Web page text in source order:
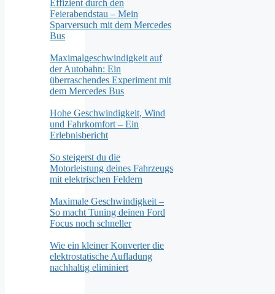
Effizient durch den
Feierabendstau – Mein
Sparversuch mit dem Mercedes
Bus
Maximalgeschwindigkeit auf
der Autobahn: Ein
überraschendes Experiment mit
dem Mercedes Bus
Hohe Geschwindigkeit, Wind
und Fahrkomfort – Ein
Erlebnisbericht
So steigerst du die
Motorleistung deines Fahrzeugs
mit elektrischen Feldern
Maximale Geschwindigkeit –
So macht Tuning deinen Ford
Focus noch schneller
Wie ein kleiner Konverter die
elektrostatische Aufladung
nachhaltig eliminiert